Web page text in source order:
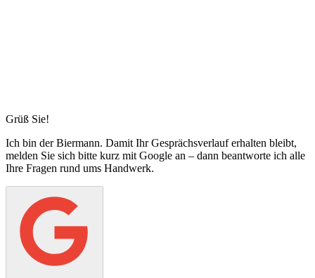
Grüß Sie!
Ich bin der Biermann. Damit Ihr Gesprächsverlauf erhalten bleibt,
melden Sie sich bitte kurz mit Google an – dann beantworte ich alle
Ihre Fragen rund ums Handwerk.